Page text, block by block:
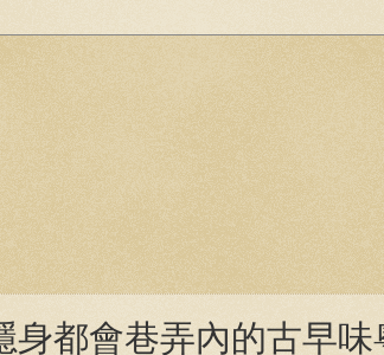
身都會巷弄內的古早